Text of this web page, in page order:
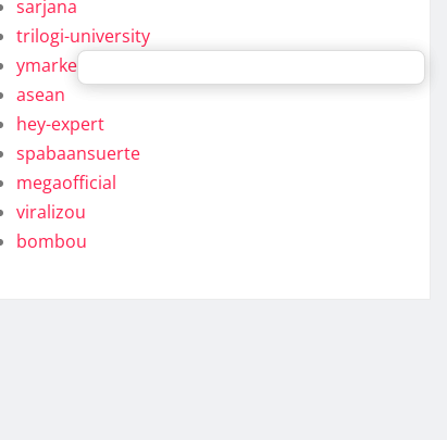
sarjana
trilogi-university
ymarkel
asean
hey-expert
spabaansuerte
megaofficial
viralizou
bombou